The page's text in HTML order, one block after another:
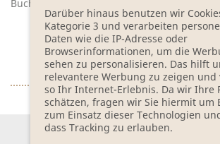
Buchungsanfrage
ZUR
Darüber hinaus benutzen wir
Kategorie 3 und verarbeiten
Daten wie die IP-Adresse oder
Browserinformationen, um die
sehen zu personalisieren. Das hilft
relevantere Werbung zu zeigen und
so Ihr Internet-Erlebnis. Da wir Ihre
schätzen, fragen wir Sie hiermit um
zum Einsatz dieser Technologien
dass Tracking zu erlauben.